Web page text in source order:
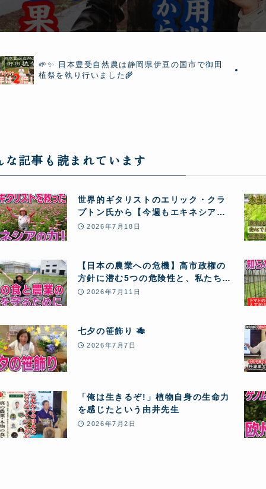
🌱✨ 日本豊受自然農は静岡県伊豆の国市で御田
植祭を執り行いました🌾
な記事も読まれています
世界的ギタリストのエリック・クラ
プトン氏から【今週もエキネシア酵
素12本】のリピート注文が届きまし
2026年7月18日
【日本の農業への危機】高市政権の
方針に潜む5つの危険性と、私たちが
「自然農」のクラウドファンディン
2026年7月11日
七夕の笹飾り 🎋
2026年7月7日
「俺は生きるぞ!」植物自身の生命力
を感じたという由井先生
2026年7月2日